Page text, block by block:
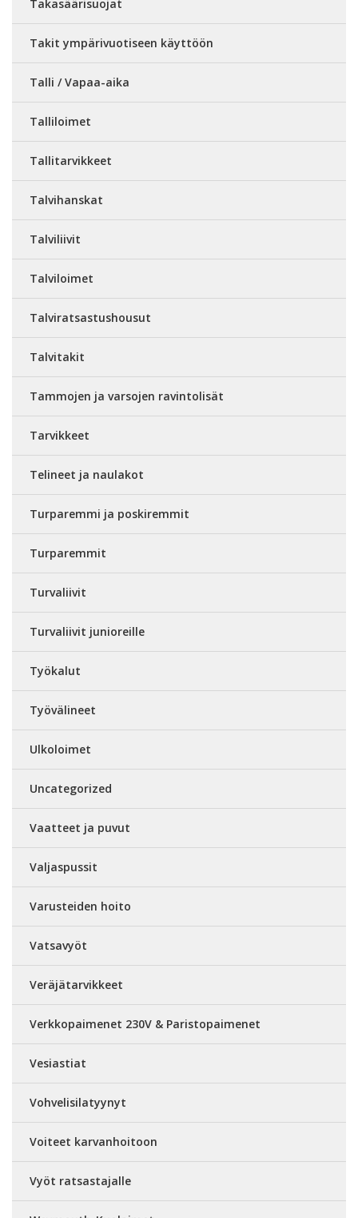
Takasäärisuojat
Takit ympärivuotiseen käyttöön
Talli / Vapaa-aika
Talliloimet
Tallitarvikkeet
Talvihanskat
Talviliivit
Talviloimet
Talviratsastushousut
Talvitakit
Tammojen ja varsojen ravintolisät
Tarvikkeet
Telineet ja naulakot
Turparemmi ja poskiremmit
Turparemmit
Turvaliivit
Turvaliivit junioreille
Työkalut
Työvälineet
Ulkoloimet
Uncategorized
Vaatteet ja puvut
Valjaspussit
Varusteiden hoito
Vatsavyöt
Veräjätarvikkeet
Verkkopaimenet 230V & Paristopaimenet
Vesiastiat
Vohvelisilatyynyt
Voiteet karvanhoitoon
Vyöt ratsastajalle